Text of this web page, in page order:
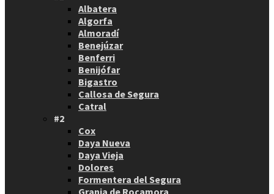
Albatera
Algorfa
Almoradí
Benejúzar
Benferri
Benijófar
Bigastro
Callosa de Segura
Catral
#2
Cox
Daya Nueva
Daya Vieja
Dolores
Formentera del Segura